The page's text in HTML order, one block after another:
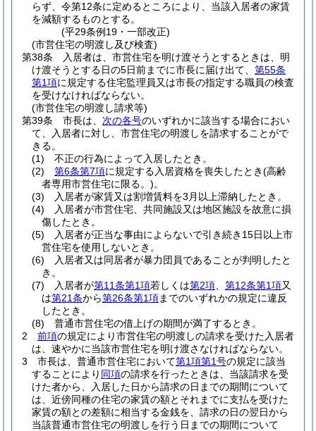
らず、令第12条に定めるところにより、当該入居者の家賃
を減額するものとする。
(平29条例19・一部改正)
(市営住宅の明渡し及び検査)
第38条
入居者は、市営住宅を明け渡そうとするときは、明
け渡そうとする日の5日前までに市長に届け出て、 第55条
第1項に規定する住宅監理員又は市長の指定する職員の検査
を受けなければならない。
(市営住宅の明渡し請求等)
第39条
市長は、 次の各号のいずれかに該当する場合におい
て、入居者に対し、市営住宅の明渡しを請求することがで
きる。
(1)
不正の行為によって入居したとき。
(2)
第6条第7項に規定する入居資格を喪失したとき(高齢
者専用市営住宅に限る。)。
(3)
入居者が家賃又は割増賃料を3月以上滞納したとき。
(4)
入居者が市営住宅、共同施設又は地区施設を故意に損
傷したとき。
(5)
入居者が正当な事由によらないで引き続き15日以上市
営住宅を使用しないとき。
(6)
入居者又は同居者が暴力団員であることが判明したと
き。
(7)
入居者が第11条第1項若しくは第2項 第12条第1項又
は第21条から第26条第1項までのいずれかの規定に違反
したとき。
(8)
普通市営住宅の借上げの期間が満了するとき。
2
前項の規定により市営住宅の明渡しの請求を受けた入居者
は、速やかに当該市営住宅を明け渡さなければならない。
3
市長は、普通市営住宅において第1項第1号の規定に該当
することにより 同項の請求を行ったときは、当該請求を受
けた者から、入居した日から請求の日までの期間について
は、近傍同種の住宅の家賃の額とそれまでに支払を受けた
家賃の額との差額に相当する金銭を、請求の日の翌日から
当該普通市営住宅の明渡しを行う日までの期間について